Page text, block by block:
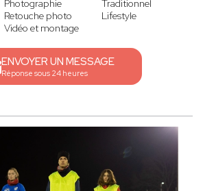
Photographie
Retouche photo
Vidéo et montage
Traditionnel
Lifestyle
ENVOYER UN MESSAGE
Réponse sous 24 heures